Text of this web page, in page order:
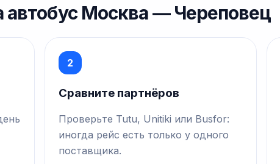
автобус Москва — Череповец
2
Сравните партнёров
Проверьте Tutu, Unitiki или Busfor:
иногда рейс есть только у одного
поставщика.